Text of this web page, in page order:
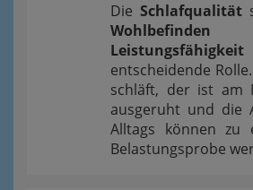
Die Schlafqualität
Leistungsfähigkeit
entscheidende
schläft, der ist am
ausgeruht und die
Alltags können zu
Belastungsprobe